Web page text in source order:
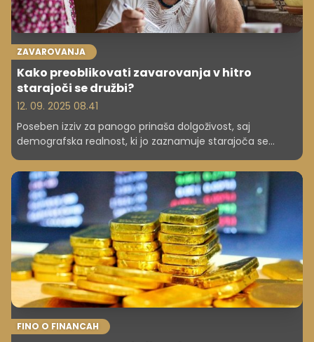
ZAVAROVANJA
Kako preoblikovati zavarovanja v hitro
starajoči se družbi?
12. 09. 2025 08.41
Poseben izziv za panogo prinaša dolgoživost, saj
demografska realnost, ki jo zaznamuje starajoča se
zavarovalnih modelov in pristopov.
FINO O FINANCAH